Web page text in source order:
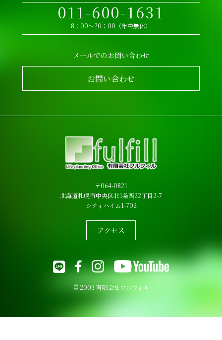
011-600-1631
8：00～20：00（年中無休）
メールでのお問い合わせ
お問い合わせ
〒064-0821
北海道札幌市中央区北1条西22丁目2-7
シティハイム1-702
アクセス
© 2003 有限会社フルフィル